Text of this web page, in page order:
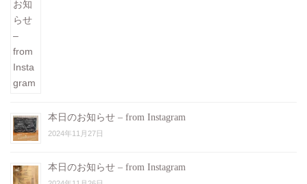
本日のお知らせ – from Instagram
2024年11月27日
本日のお知らせ – from Instagram